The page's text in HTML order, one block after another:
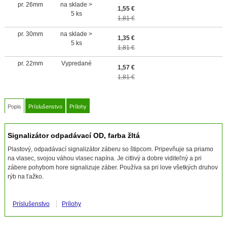
pr. 26mm
na sklade >
5 ks
1,55 €
1,81 €
pr. 30mm
na sklade >
5 ks
1,35 €
1,81 €
pr. 22mm Vypredané
1,57 €
1,81 €
Popis Príslušenstvo Prílohy
Signalizátor odpadávací OD, farba žltá
Plastový, odpadávací signalizátor záberu so štipcom. Pripevňuje sa priamo
na vlasec, svojou váhou vlasec napína. Je citlivý a dobre viditeľný a pri
zábere pohybom hore signalizuje záber. Používa sa pri love všetkých druhov
rýb na ťažko.
Príslušenstvo Prílohy